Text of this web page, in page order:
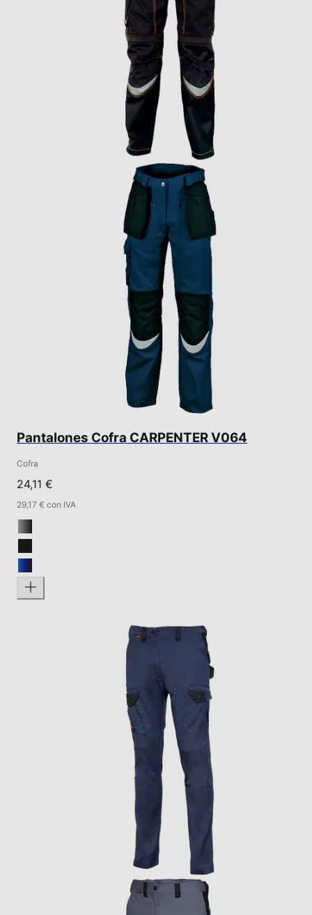
Pantalones Cofra CARPENTER V064
Cofra
24,11 €
29,17 € con IVA